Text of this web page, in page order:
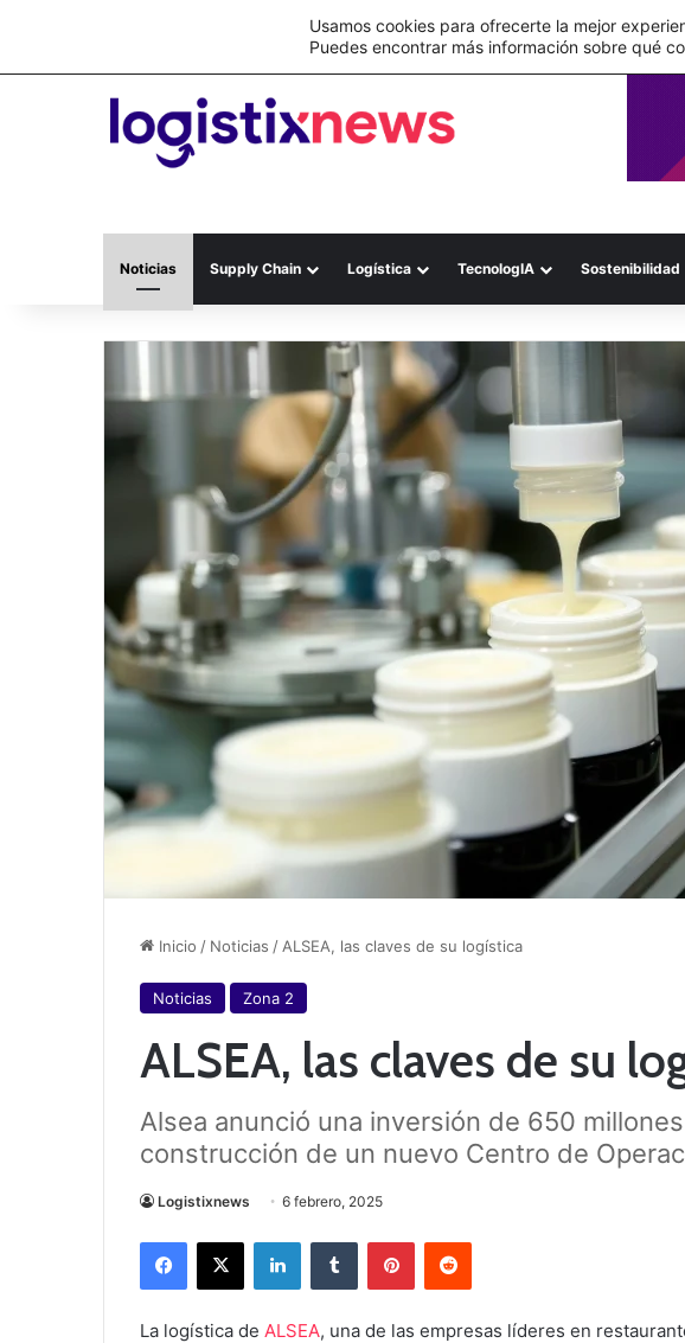
C&A México completa la implementación de su WMS en la
Noticias Supply Chain Logística TecnologIA Sostenibilidad
Inicio / Noticias / ALSEA, las claves de su logística
Noticias Zona 2
ALSEA, las claves de su
Alsea anunció una inversión de 650
construcción de un nuevo Centro de
Logistixnews 6 febrero, 2025
La logística de ALSEA, una de las empresas líderes en
Usamos cookies para ofrecerte la mejor
Puedes encontrar más información sobre qué